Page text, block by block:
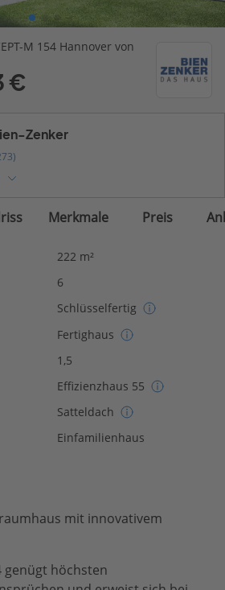
M 154 Hannover von
€
Zenker
Merkmale Preis
222 m²
6
Schlüsselfertig
Fertighaus
1,5
Effizienzhaus 55
Satteldach
Einfamilienhaus
mit innovativem
genügt höchsten